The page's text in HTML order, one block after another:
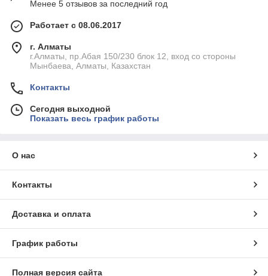
Менее 5 отзывов за последний год
Работает с 08.06.2017
г. Алматы
г.Алматы, пр.Абая 150/230 блок 12, вход со стороны
Мынбаева, Алматы, Казахстан
Контакты
Сегодня выходной
Показать весь график работы
О нас
Контакты
Доставка и оплата
График работы
Полная версия сайта